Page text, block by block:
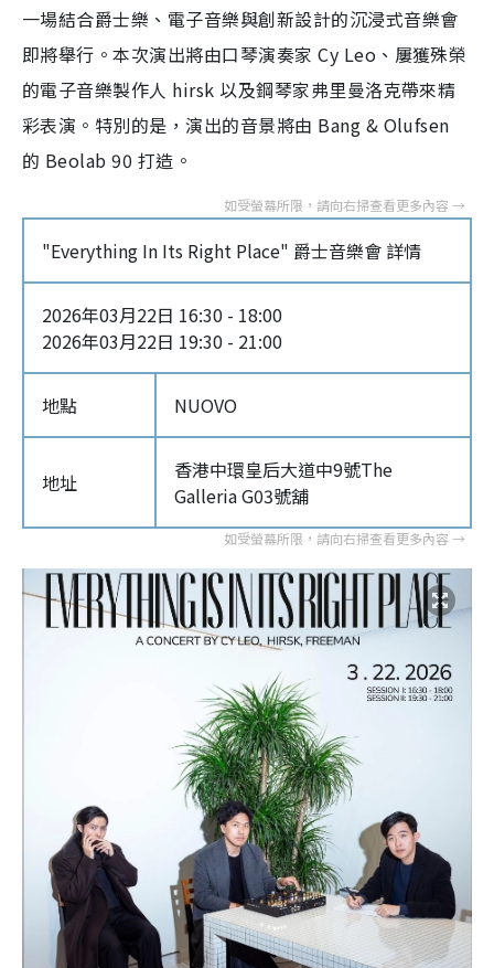
一場結合爵士樂、電子音樂與創新設計的沉浸式音樂會
即將舉行。本次演出將由口琴演奏家 Cy Leo、屢獲殊榮
的電子音樂製作人 hirsk 以及鋼琴家弗里曼洛克帶來精
彩表演。特別的是，演出的音景將由 Bang & Olufsen
的 Beolab 90 打造。
"Everything In Its Right Place" 爵士音樂會 詳情
2026年03月22日 16:30 - 18:00
2026年03月22日 19:30 - 21:00
地點 NUOVO
地址
香港中環皇后大道中9號The
Galleria G03號舖